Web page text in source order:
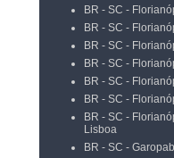
BR - SC -
BR - SC -
BR - SC -
BR - SC -
BR - SC -
BR - SC -
BR - SC -
Lisboa
BR - SC -